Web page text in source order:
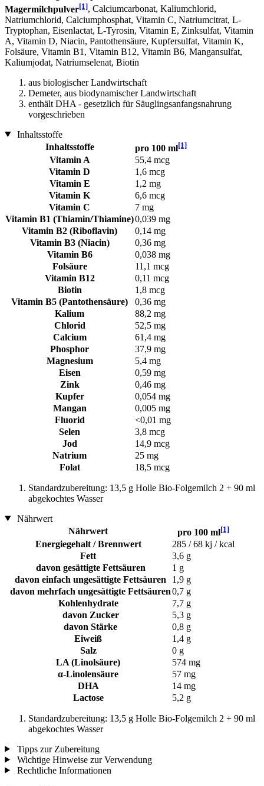
Magermilchpulver[1], Calciumcarbonat, Kaliumchlorid,
Natriumchlorid, Calciumphosphat, Vitamin C, Natriumcitrat, L-
Tryptophan, Eisenlactat, L-Tyrosin, Vitamin E, Zinksulfat, Vitamin
A, Vitamin D, Niacin, Pantothensäure, Kupfersulfat, Vitamin K,
Folsäure, Vitamin B1, Vitamin B12, Vitamin B6, Mangansulfat,
Kaliumjodat, Natriumselenat, Biotin
aus biologischer Landwirtschaft
Demeter, aus biodynamischer Landwirtschaft
enthält DHA - gesetzlich für Säuglingsanfangsnahrung
vorgeschrieben
Inhaltsstoffe
Inhaltsstoffe
pro 100 ml[1]
Vitamin A
55,4 mcg
Vitamin D
1,6 mcg
Vitamin E
1,2 mg
Vitamin K
6,6 mcg
Vitamin C
7 mg
Vitamin B1 (Thiamin/Thiamine)0,039 mg
Vitamin B2 (Riboflavin)
0,14 mg
Vitamin B3 (Niacin)
0,36 mg
Vitamin B6
0,038 mg
Folsäure
11,1 mcg
Vitamin B12
0,11 mcg
Biotin
1,8 mcg
Vitamin B5 (Pantothensäure)
0,36 mg
Kalium
88,2 mg
Chlorid
52,5 mg
Calcium
61,4 mg
Phosphor
37,9 mg
Magnesium
5,4 mg
Eisen
0,59 mg
Zink
0,46 mg
Kupfer
0,054 mg
Mangan
0,005 mg
Fluorid
<0,01 mg
Selen
3,8 mcg
Jod
14,9 mcg
Natrium
25 mg
Folat
18,5 mcg
Standardzubereitung: 13,5 g Holle Bio-Folgemilch 2 + 90 ml
abgekochtes Wasser
Nährwert
Nährwert
pro 100 ml[1]
Energiegehalt / Brennwert
285 / 68 kj / kcal
Fett
3,6 g
davon gesättigte Fettsäuren
1 g
davon einfach ungesättigte Fettsäuren
1,9 g
davon mehrfach ungesättigte Fettsäuren0,7 g
Kohlenhydrate
7,7 g
davon Zucker
5,3 g
davon Stärke
0,8 g
Eiweiß
1,4 g
Salz
0 g
LA (Linolsäure)
574 mg
α-Linolensäure
57 mg
DHA
14 mg
Lactose
5,2 g
Standardzubereitung: 13,5 g Holle Bio-Folgemilch 2 + 90 ml
abgekochtes Wasser
Tipps zur Zubereitung
Wichtige Hinweise zur Verwendung
Rechtliche Informationen